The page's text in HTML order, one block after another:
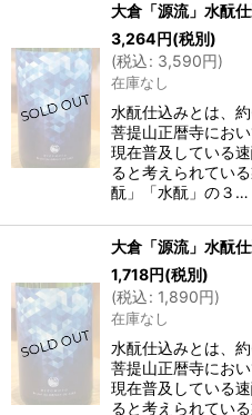
大倉「源流」水酛
3,264円(税別)
(税込: 3,590円)
在庫なし
水酛仕込みとは、
菩提山正暦寺にお
現在普及している
ると考えられてい
酛」「水酛」の３…
大倉「源流」水酛
1,718円(税別)
(税込: 1,890円)
在庫なし
水酛仕込みとは、
菩提山正暦寺にお
現在普及している
ると考えられてい